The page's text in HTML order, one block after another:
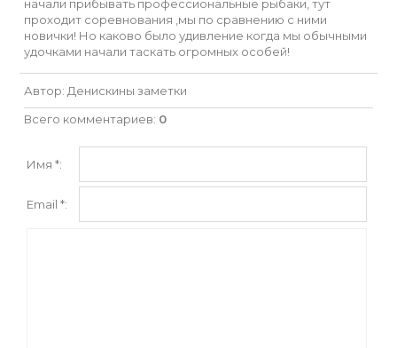
начали прибывать профессиональные рыбаки, тут
проходит соревнования ,мы по сравнению с ними
новички! Но каково было удивление когда мы обычными
удочками начали таскать огромных особей!
Автор: Денискины заметки
Всего комментариев: 0
Имя *:
Email *: